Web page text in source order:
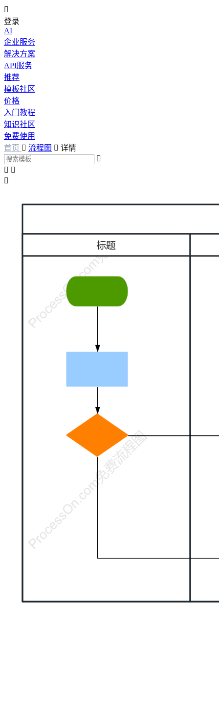

登录
AI
企业服务
解决方案
API服务
推荐
模板社区
价格
入门教程
知识社区
免费使用
首页  流程图  详情

 
